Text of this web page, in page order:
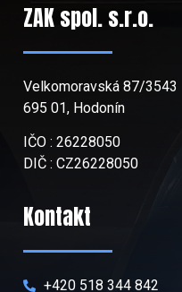
ZAK spol. s.r.o.
Velkomoravská 87/3543
695 01, Hodonín
IČO : 26228050
DIČ : CZ26228050
Kontakt
+420 518 344 842